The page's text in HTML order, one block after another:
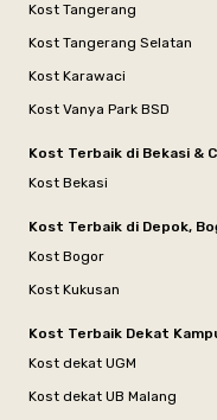
Kost Tangerang
Kost Tangerang Selatan
Kost Karawaci
Kost Vanya Park BSD
Kost Terbaik di Bekasi &
Kost Bekasi
Kost Terbaik di Depok,
Kost Bogor
Kost Kukusan
Kost Terbaik Dekat
Kost dekat UGM
Kost dekat UB Malang